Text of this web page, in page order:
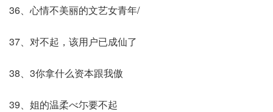
36、心情不美丽的文艺女青年/
37、对不起，该用户已成仙了
38、3你拿什么资本跟我傲
39、姐的温柔べ尓要不起